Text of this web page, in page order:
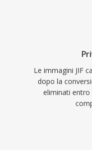
Le immagini JIF
dopo la
eliminati